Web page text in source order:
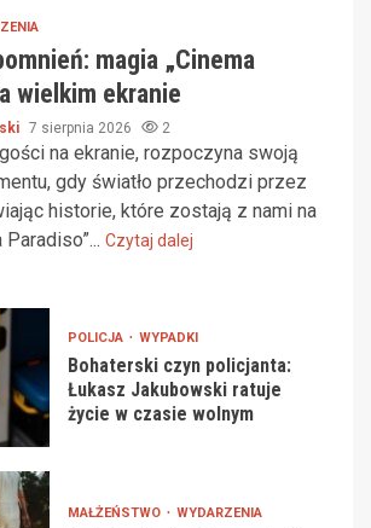
magia „Cinema
wielkim ekranie
7 sierpnia 2026 2
na ekranie, rozpoczyna swoją
gdy światło przechodzi przez
historie, które zostają z nami na
Paradiso”... Czytaj dalej
POLICJA WYPADKI
Bohaterski czyn policjanta:
Łukasz Jakubowski ratuje
życie w czasie wolnym
MAŁŻEŃSTWO WYDARZENIA